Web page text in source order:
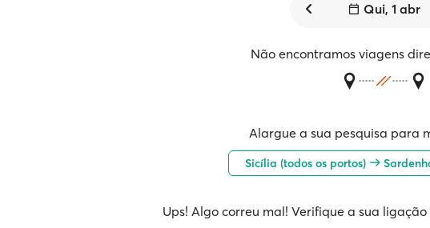
Qui, 1 abr
Não encontramos viagens
Alargue a sua pesquisa para
Sicília (todos os portos)
Ups! Algo correu mal! Verifique a sua